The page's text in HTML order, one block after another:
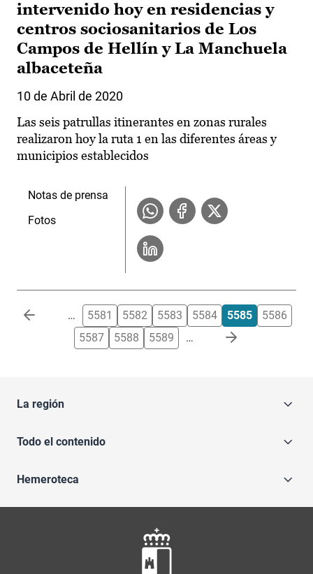
intervenido hoy en residencias y
centros sociosanitarios de Los
Campos de Hellín y La Manchuela
albaceteña
10 de Abril de 2020
Las seis patrullas itinerantes en zonas rurales
realizaron hoy la ruta 1 en las diferentes áreas y
municipios establecidos
Notas de prensa
Fotos
Paginación … 5581 5582 5583 5584 5585
5586
5587
5588 5589 …
La región
Todo el contenido
Hemeroteca